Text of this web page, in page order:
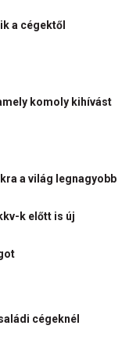
a cégektől
komoly kihívást
a világ legnagyobb
k előtt is új
cégeknél